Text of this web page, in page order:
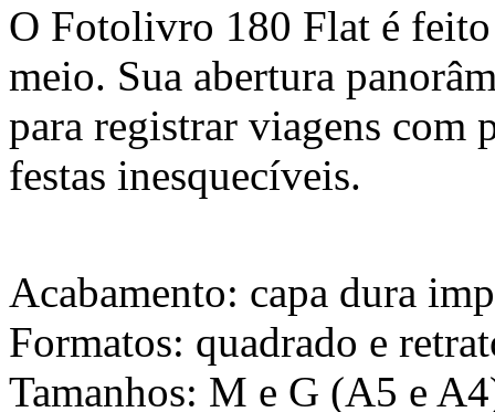
O Fotolivro 180 Flat é
meio. Sua abertura
para registrar viagens com
festas inesquecíveis.
Acabamento: capa dura
Formatos: quadrado e
Tamanhos: M e G (A5 e